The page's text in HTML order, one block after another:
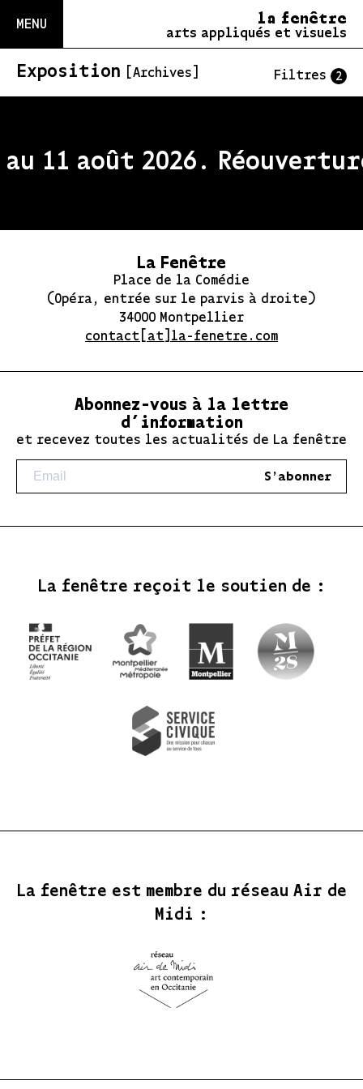
MENU la fenêtre
arts appliqués et visuels
Exposition [Archives] Filtres 2
11 août 2026.
La Fenêtre
Place de la Comédie
(Opéra, entrée sur le parvis à droite)
34000 Montpellier
contact[at]la-fenetre.com
Abonnez-vous à la lettre
d’information
et recevez toutes les actualités de La fenêtre
S'abonner
La fenêtre reçoit le soutien de :
La fenêtre est membre du réseau Air de
Midi :